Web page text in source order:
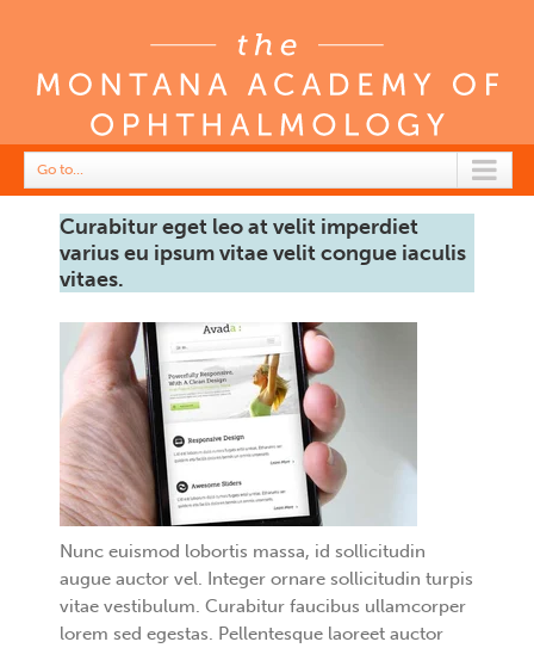
Go to...
Curabitur eget leo at velit imperdiet
varius eu ipsum vitae velit congue iaculis
vitaes.
Nunc euismod lobortis massa, id sollicitudin
augue auctor vel. Integer ornare sollicitudin turpis
vitae vestibulum. Curabitur faucibus ullamcorper
lorem sed egestas. Pellentesque laoreet auctor